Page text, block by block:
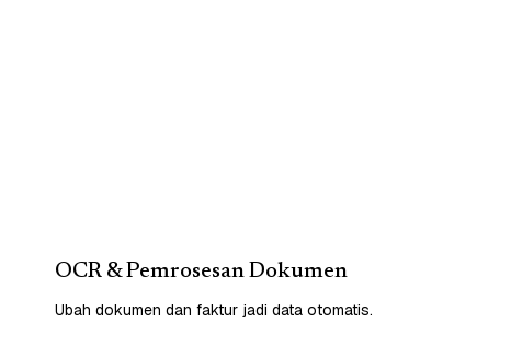
OCR & Pemrosesan Dokumen
Ubah dokumen dan faktur jadi data otomatis.